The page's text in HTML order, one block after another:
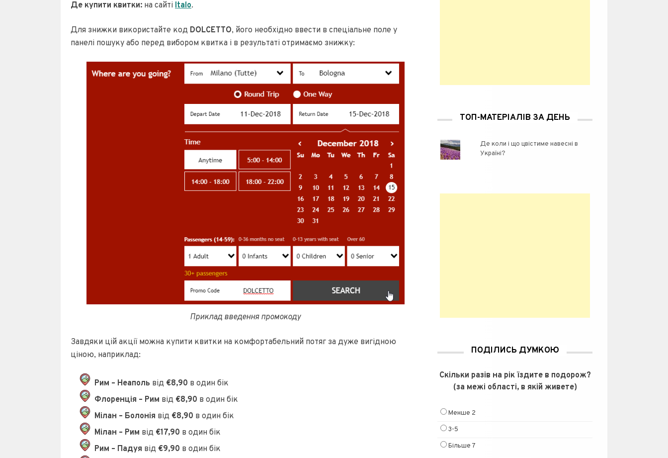
Де купити квитки: на сайті Italo.
Для знижки використайте код DOLCETTO, його необхідно ввести в спеціальне поле у
панелі пошуку або перед вибором квитка і в результаті отримаємо знижку:
Приклад введення промокоду
Завдяки цій акції можна купити квитки на комфортабельний потяг за дуже вигідною
ціною, наприклад:
Рим – Неаполь від €8,90 в один бік
Флоренція – Рим від €8,90 в один бік
Мілан – Болонія від €8,90 в один бік
Мілан – Рим від €17,90 в один бік
Рим – Падуя від €9,90 в один бік
ТОП-МАТЕРІАЛІВ ЗА ДЕНЬ
Де коли і що цвістиме навесні в
Україні?
ПОДІЛИСЬ ДУМКОЮ
Скільки разів на рік їздите в подорож?
(за межі області, в якій живете)
Менше 2
3-5
Більше 7